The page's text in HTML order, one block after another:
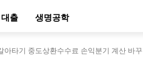
대출 생명공학
아타기 중도상환수수료 손익분기 계산 바